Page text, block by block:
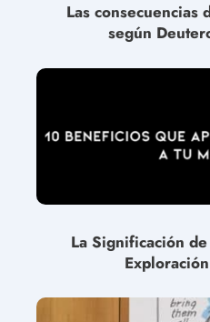
Las
según
La Significación